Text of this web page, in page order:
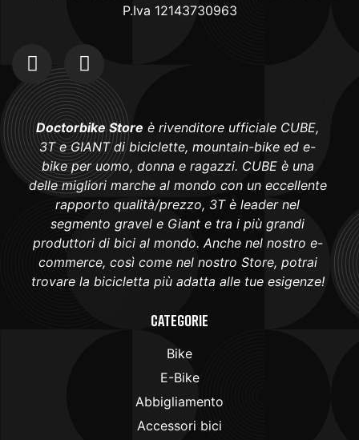
P.Iva 12143730963
Doctorbike Store è rivenditore ufficiale CUBE,
3T e GIANT di biciclette, mountain-bike ed e-
bike per uomo, donna e ragazzi. CUBE è una
delle migliori marche al mondo con un eccellente
rapporto qualità/prezzo, 3T è leader nel
segmento gravel e Giant e tra i più grandi
produttori di bici al mondo. Anche nel nostro e-
commerce, così come nel nostro Store, potrai
trovare la bicicletta più adatta alle tue esigenze!
Categorie
Bike
E-Bike
Abbigliamento
Accessori bici